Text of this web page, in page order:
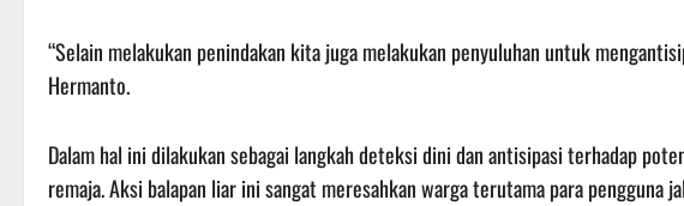
“Selain melakukan penindakan kita juga melakukan penyuluhan untuk
Hermanto.
Dalam hal ini dilakukan sebagai langkah deteksi dini dan antisipasi terhadap
remaja. Aksi balapan liar ini sangat meresahkan warga terutama para pengguna